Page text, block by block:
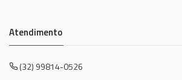
Atendimento
(32) 99814-0526